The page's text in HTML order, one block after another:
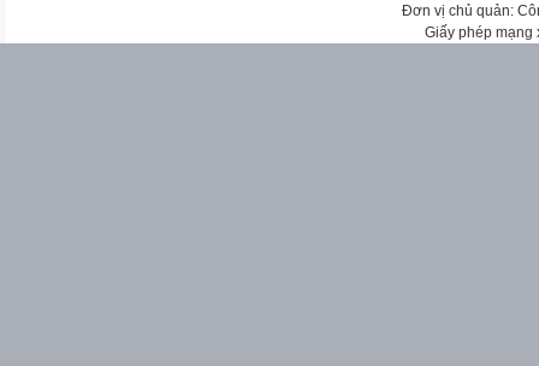
Đơn vị chủ quản:
Giấy phép mạng